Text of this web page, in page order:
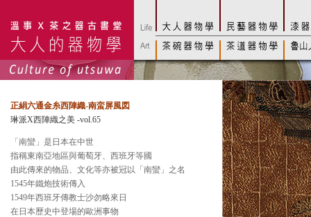
正絹六通金糸西陣織-南蛮屏風図
琳派X西陣織之美 -vol.65
「南蠻」是日本在中世
指稱東南亞地區與葡萄牙、西班牙等國
由此傳來的物品、文化等亦被冠以「南蠻」之名
1545年鐵炮技術傳入
1549年西班牙傳教士沙勿略來日
在日本歷史中登場的歐洲事物